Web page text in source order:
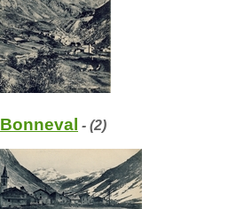
Bonneval - (2)